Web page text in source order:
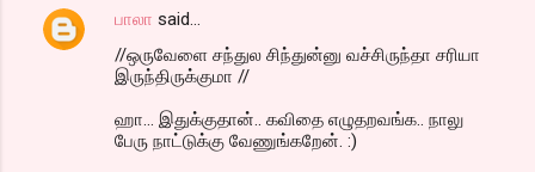
பாலா said…
//ஒருவேளை சந்துல சிந்துன்னு வச்சிருந்தா சரியா
இருந்திருக்குமா //
ஹா... இதுக்குதான்.. கவிதை எழுதறவங்க.. நாலு
பேரு நாட்டுக்கு வேணுங்கறேன். :)